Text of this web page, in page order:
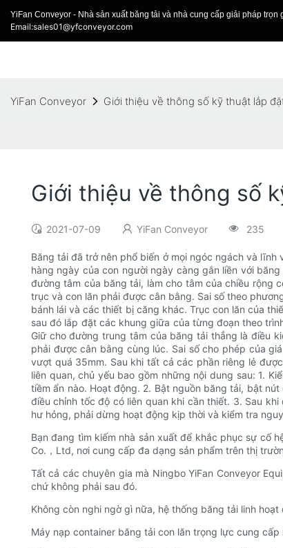
YiFan Conveyor - Nhà sản xuất băng tải và nhà cung cấp giải pháp
Email:sales01@yfconveyor.com
YiFan Conveyor Giới thiệu về thông số kỹ thuật lắp
Giới thiệu về thông số
2021-07-09 YiFan Conveyor 235
Băng tải đã trở nên phổ biến ở mọi ngóc ngách và
hàng ngày của con người ngày càng gắn liền với
đường tâm của băng tải, làm cho tâm của chiều rộng
trục và con lăn phải được cân bằng. Sai số theo
bánh lái và các thiết bị căng khác. Trục con lăn của
sau đó lắp đặt các khung giữa của từng đoạn theo
Giữ cho đường trung tâm của băng tải thẳng là điều
phải được cân bằng cùng lúc. Sai số cho phép của
vượt quá 35mm. Sau khi tất cả các phần riêng lẻ
liên quan, chủ yếu bao gồm những nội dung sau: 1.
tiềm ẩn nào. Hoạt động. 2. Bật nguồn băng tải, bật
điều chỉnh tốc độ có liên quan khi cần thiết. 3. Sau
hư hỏng, phải dừng hoạt động kịp thời và kiểm tra
Bạn đang tìm kiếm nhà sản xuất để khắc phục sự cố
Co.，Ltd, nơi cung cấp đa dạng sản phẩm trên thị
Tất cả các chuyên gia mà Ningbo YiFan Conveyor
chứ không phải sau đó.
Không còn nghi ngờ gì nữa, hệ thống băng tải linh
Máy nạp container băng tải con lăn trọng lực cung